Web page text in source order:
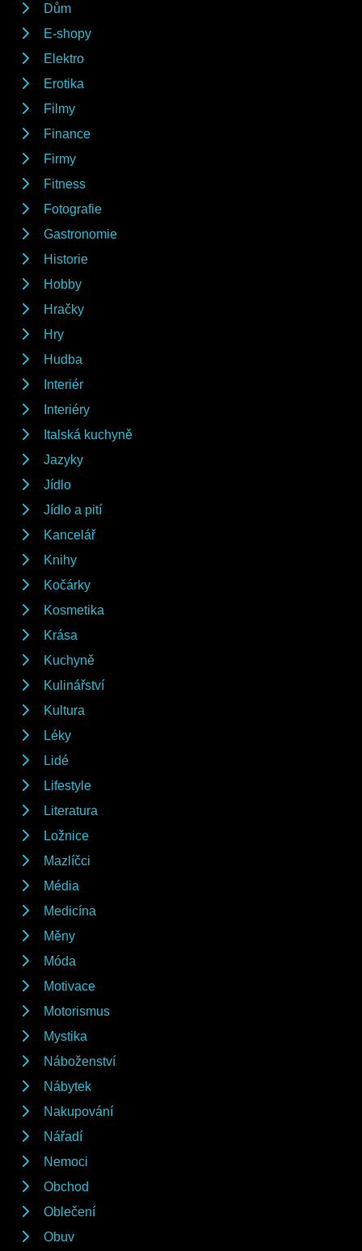
Dům
E-shopy
Elektro
Erotika
Filmy
Finance
Firmy
Fitness
Fotografie
Gastronomie
Historie
Hobby
Hračky
Hry
Hudba
Interiér
Interiéry
Italská kuchyně
Jazyky
Jídlo
Jídlo a pití
Kancelář
Knihy
Kočárky
Kosmetika
Krása
Kuchyně
Kulinářství
Kultura
Léky
Lidé
Lifestyle
Literatura
Ložnice
Mazlíčci
Média
Medicína
Měny
Móda
Motivace
Motorismus
Mystika
Náboženství
Nábytek
Nakupování
Nářadí
Nemoci
Obchod
Oblečení
Obuv